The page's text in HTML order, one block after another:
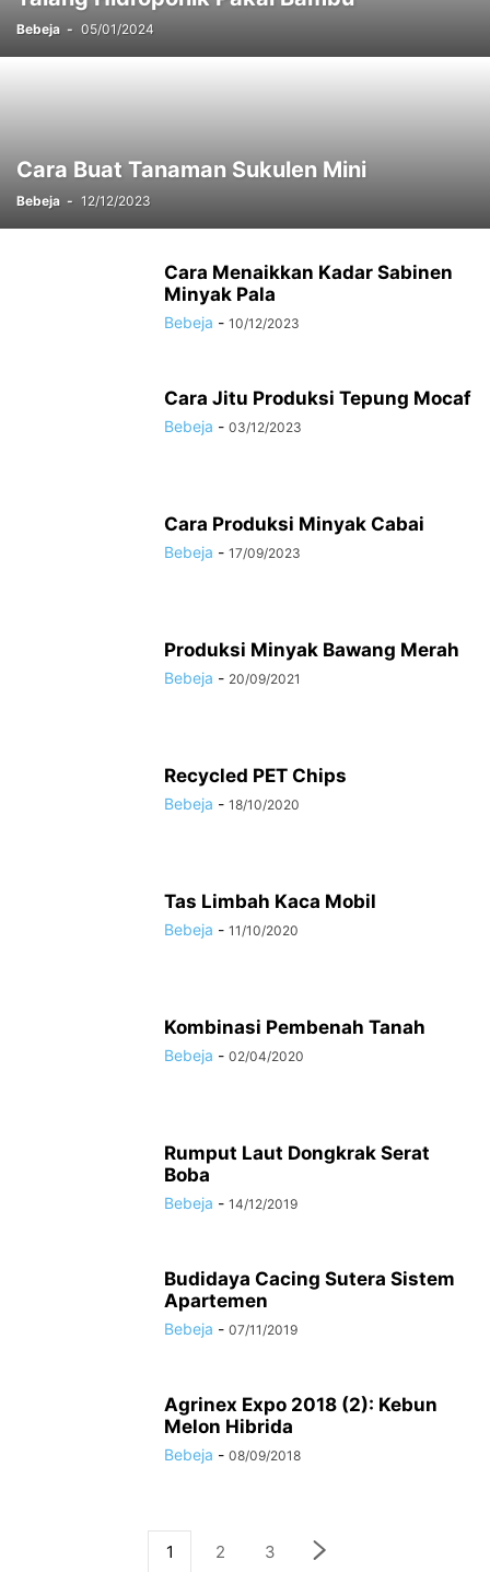
Bebeja - 05/01/2024
Cara Buat Tanaman Sukulen Mini
Bebeja - 12/12/2023
Cara Menaikkan Kadar Sabinen
Minyak Pala
Bebeja - 10/12/2023
Cara Jitu Produksi Tepung Mocaf
Bebeja - 03/12/2023
Cara Produksi Minyak Cabai
Bebeja - 17/09/2023
Produksi Minyak Bawang Merah
Bebeja - 20/09/2021
Recycled PET Chips
Bebeja - 18/10/2020
Tas Limbah Kaca Mobil
Bebeja - 11/10/2020
Kombinasi Pembenah Tanah
Bebeja - 02/04/2020
Rumput Laut Dongkrak Serat
Boba
Bebeja - 14/12/2019
Budidaya Cacing Sutera Sistem
Apartemen
Bebeja - 07/11/2019
Agrinex Expo 2018 (2): Kebun
Melon Hibrida
Bebeja - 08/09/2018
1 2 3